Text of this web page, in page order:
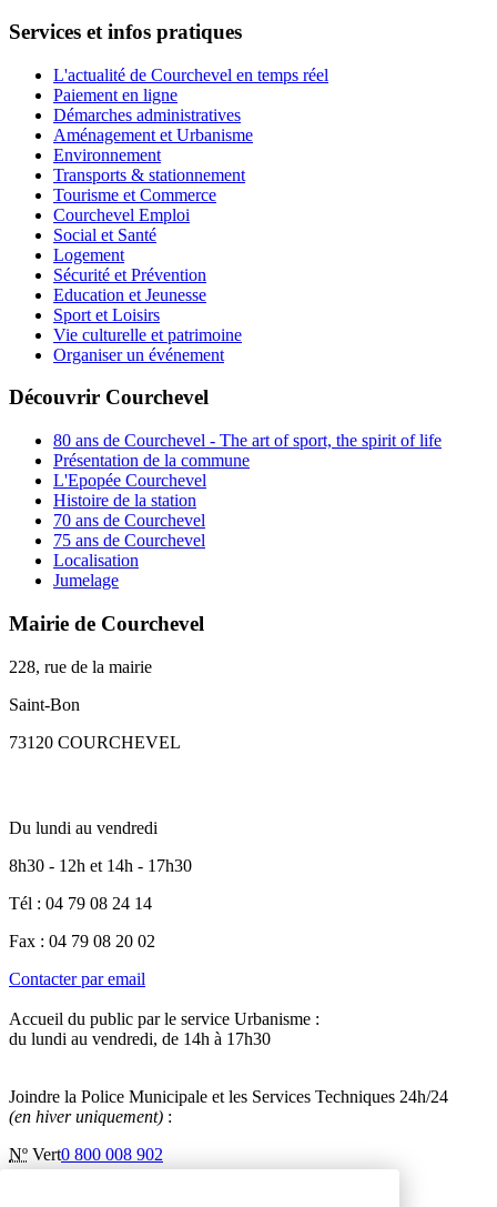
Services et infos pratiques
L'actualité de Courchevel en temps réel
Paiement en ligne
Démarches administratives
Aménagement et Urbanisme
Environnement
Transports & stationnement
Tourisme et Commerce
Courchevel Emploi
Social et Santé
Logement
Sécurité et Prévention
Education et Jeunesse
Sport et Loisirs
Vie culturelle et patrimoine
Organiser un événement
Découvrir Courchevel
80 ans de Courchevel - The art of sport, the spirit of life
Présentation de la commune
L'Epopée Courchevel
Histoire de la station
70 ans de Courchevel
75 ans de Courchevel
Localisation
Jumelage
Mairie de Courchevel
228, rue de la mairie
Saint-Bon
73120 COURCHEVEL
Du lundi au vendredi
8h30 - 12h et 14h - 17h30
Tél : 04 79 08 24 14
Fax : 04 79 08 20 02
Contacter par email
Accueil du public par le service Urbanisme :
du lundi au vendredi, de 14h à 17h30
Joindre la Police Municipale et les Services Techniques 24h/24
(en hiver uniquement) :
Nº Vert0 800 008 902